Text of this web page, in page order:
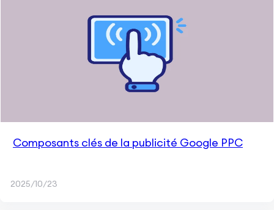
Composants clés de la publicité Google PPC
2025/10/23